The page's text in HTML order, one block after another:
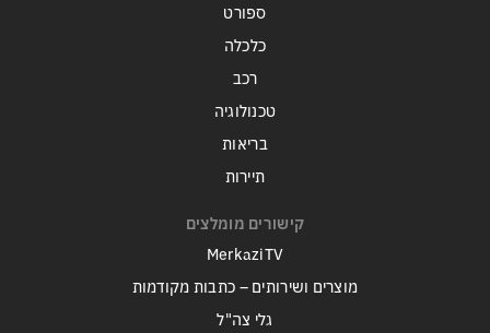
ספורט
כלכלה
רכב
טכנולוגיה
בריאות
תיירות
קישורים מומלצים
MerkaziTV
מוצרים ושירותים – כתבות מקודמות
גלי צה"ל